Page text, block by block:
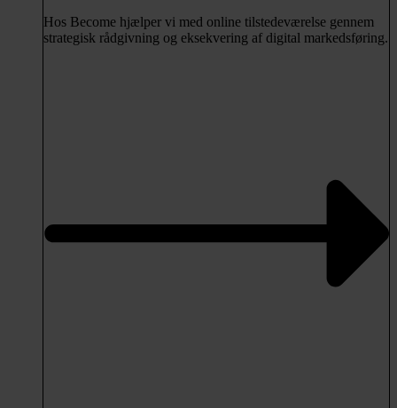
Hos Become hjælper vi med online tilstedeværelse gennem
strategisk rådgivning og eksekvering af digital markedsføring.